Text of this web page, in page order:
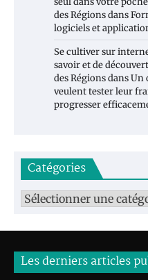
des Régionsdans
logiciels et
Se cultiver sur
savoir et de
des RégionsdansUn
veulent tester leur
progresser
Catégories
Catégories
Les derniers articles